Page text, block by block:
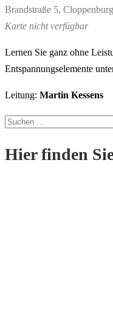
Brandstraße 5, Cloppenburg
Karte nicht verfügbar
Lernen Sie ganz ohne Leis
Entspannungselemente un
Leitung: Martin Kessens
Suchen
Hier finden